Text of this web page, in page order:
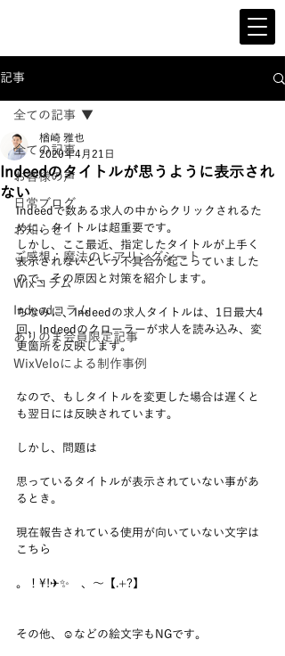
記事
全ての記事
お客様の声
日常ブログ
お知らせ
ご感想：魔法のヒアリングシート
Wixコラム
Indeedコラム
ありのま会員限定記事
WixVeloによる制作事例
全ての記事
Indeedのタイトルが思うように表示され
ない
楢崎 雅也
2020年4月21日
Indeedで数ある求人の中からクリックされるた
めに、タイトルは超重要です。
しかし、ここ最近、指定したタイトルが上手く
表示されないという不具合が起こっていました
ので、その原因と対策を紹介します。
ちなみに、Indeedの求人タイトルは、1日最大4
回、Indeedのクローラーが求人を読み込み、変
更箇所を反映します。
なので、もしタイトルを変更した場合は遅くと
も翌日には反映されています。
しかし、問題は
思っているタイトルが表示されていない事があ
るとき。
現在報告されている使用が向いていない文字は
こちら
。！\!✈✨　、～【.+?】
その他、☺などの絵文字もNGです。